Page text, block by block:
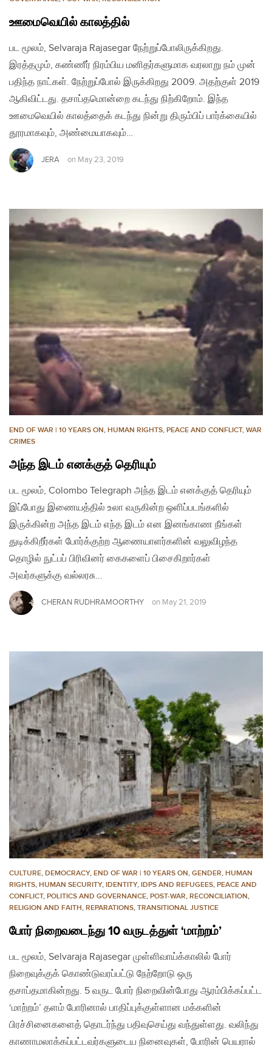
ஊமைவெயில் காலத்தில்
பட மூலம், Selvaraja Rajasegar நேற்றுப்போலிருக்கிறது.
இரத்தமும், கண்ணீர் நிரம்பிய மனிதர்களுமாக வரலாறு நம் முன்
பதிந்த நாட்கள். நேற்றுப்போல் இருக்கிறது 2009. அதற்குள் 2019
ஆகிவிட்டது. தசாப்தமொன்றை கடந்து நிற்கிறோம். இந்த
ஊமைவெயில் காலத்தைக் கடந்து நின்று திரும்பிப் பார்க்கையில்
தூரமாகவும், அண்மையாகவும்…
JERA on May 23, 2019
END OF WAR | 10 YEARS ON, HUMAN RIGHTS, PEACE AND CONFLICT, WAR
CRIMES
அந்த இடம் எனக்குத் தெரியும்
பட மூலம், Colombo Telegraph அந்த இடம் எனக்குத் தெரியும்
இப்போது இணையத்தில் உலா வருகின்ற ஒளிப்படங்களில்
இருக்கின்ற அந்த இடம் எந்த இடம் என இனங்காண நீங்கள்
துடிக்கிறீர்கள் போர்க்குற்ற ஆணையாளர்களின் வலுவிழந்த
தொழில் நுட்பப் பிரிவினர் கைகளைப் பிசைகிறார்கள்
அவர்களுக்கு வல்லரசு…
CHERAN RUDHRAMOORTHY on May 21, 2019
CULTURE, DEMOCRACY, END OF WAR | 10 YEARS ON, GENDER, HUMAN
RIGHTS, HUMAN SECURITY, IDENTITY, IDPS AND REFUGEES, PEACE AND
CONFLICT, POLITICS AND GOVERNANCE, POST-WAR, RECONCILIATION,
RELIGION AND FAITH, REPARATIONS, TRANSITIONAL JUSTICE
போர் நிறைவடைந்து 10 வருடத்துள் ‘மாற்றம்’
பட மூலம், Selvaraja Rajasegar முள்ளிவாய்க்காலில் போர்
நிறைவுக்குக் கொண்டுவரப்பட்டு நேற்றோடு ஒரு
தசாப்தமாகின்றது. 5 வருட போர் நிறைவின்போது ஆரம்பிக்கப்பட்ட
‘மாற்றம்’ தளம் போரினால் பாதிப்புக்குள்ளான மக்களின்
பிரச்சினைகளைத் தொடர்ந்து பதிவுசெய்து வந்துள்ளது. வலிந்து
காணாமலாக்கப்பட்டவர்களுடைய நினைவுகள், போரின் பெயரால்